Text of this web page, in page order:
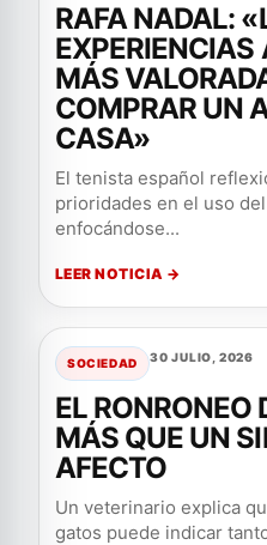
RAFA NADAL:
EXPERIENCIAS
MÁS
COMPRAR UN
CASA»
El tenista español
prioridades en el uso
enfocándose...
LEER NOTICIA →
SOCIEDAD 30 JULIO, 2026
EL RONRONEO
MÁS QUE UN
AFECTO
Un veterinario explica
gatos puede indicar